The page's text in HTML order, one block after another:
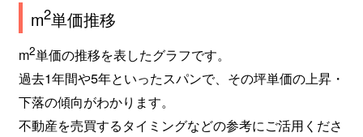
m2単価推移
m2単価の推移を表したグラフです。
過去1年間や5年といったスパンで、その坪単価の上昇・
下落の傾向がわかります。
不動産を売買するタイミングなどの参考にご活用くださ